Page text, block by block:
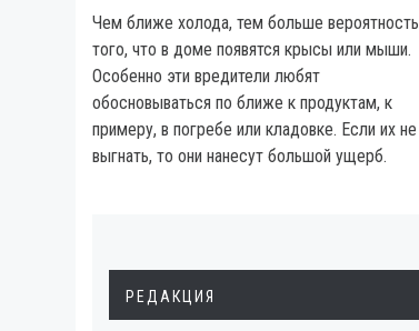
Чем ближе холода, тем больше вероятность
того, что в доме появятся крысы или мыши.
Особенно эти вредители любят
обосновываться по ближе к продуктам, к
примеру, в погребе или кладовке. Если их не
выгнать, то они нанесут большой ущерб.
РЕДАКЦИЯ